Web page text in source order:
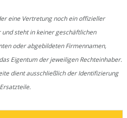
eine Vertretung noch ein offizieller
steht in keiner geschäftlichen
oder abgebildeten Firmennamen,
Eigentum der jeweiligen Rechteinhaber.
dient ausschließlich der Identifizierung